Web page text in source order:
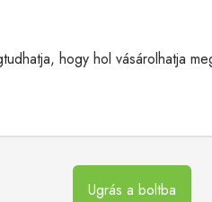
hogy hol vásárolhatja
Ugrás a boltba